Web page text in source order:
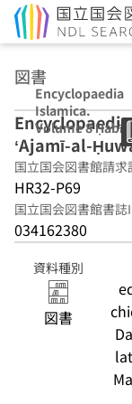
図書
Encyclopaedia
Islamica.
Volume 8 Ḥabīb
al-ʻAjamī-al-
Ḥuwayzī
ʻAjamī-al-
国立国会図書館請求
HR32-P69
国立国会図書館書誌
034162380
資料種別
図書